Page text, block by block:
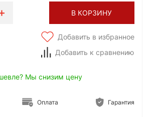
В КОРЗИНУ
Добавить в избранное
Добавить к сравнению
Мы снизим цену
Оплата Гарантия